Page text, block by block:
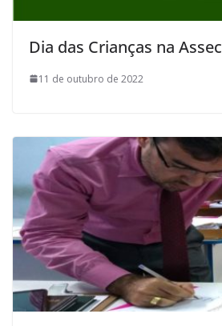
Dia das Crianças na Assec
11 de outubro de 2022